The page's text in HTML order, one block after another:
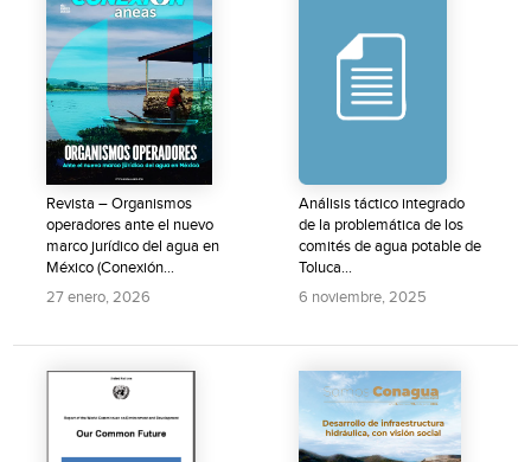
Revista – Organismos
operadores ante el nuevo
marco jurídico del agua en
México (Conexión...
27 enero, 2026
Análisis táctico integrado
de la problemática de los
comités de agua potable de
Toluca...
6 noviembre, 2025